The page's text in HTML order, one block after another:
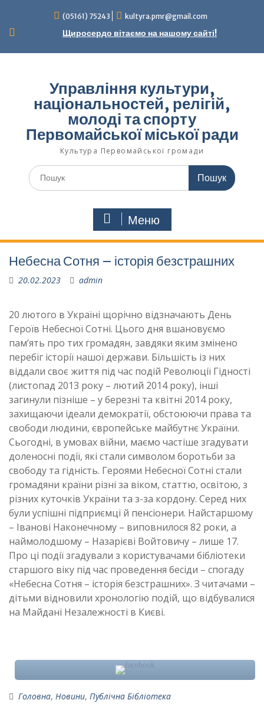
вмісту
(05161) 75243 kultyra.pmr@gmail.com
Щиросердо вітаємо на нашому сайті!
Управління культури,
національностей, релігій,
молоді та спорту
Первомайської міської ради
Культура Первомайcької громади
Шукати:
Меню
Небесна Сотня – історія безстрашних
20.02.2023 admin
20 лютого в Україні щорічно відзначають День
Героїв Небесної Сотні. Цього дня вшановуємо
пам’ять про тих громадян, завдяки яким змінено
перебіг історії нашої держави. Більшість із них
віддали своє життя під час подій Революції Гідності
(листопад 2013 року – лютий 2014 року), інші
загинули пізніше – у березні та квітні 2014 року,
захищаючи ідеали демократії, обстоюючи права та
свободи людини, європейське майбутнє України.
Сьогодні, в умовах війни, маємо частіше згадувати
доленосні події, які стали символом боротьби за
свободу та гідність. Героями Небесної Сотні стали
громадяни країни різні за віком, статтю, освітою, з
різних куточків України та з-за кордону. Серед них
були успішні підприємці й пенсіонери. Найстаршому
– Іванові Наконечному – виповнилося 82 роки, а
наймолодшому – Назарієві Войтовичу – лише 17.
Про ці події згадували з користувачами бібліотеки
старшого віку під час проведення бесіди – спогаду
«Небесна Сотня – історія безстрашних». З читачами –
дітьми відновили хронологію подій, що відбувалися
на Майдані Незалежності в Києві.
Головна, Новини, Публічна Бібліотека